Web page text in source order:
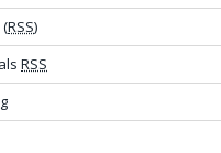
RSS)
RSS